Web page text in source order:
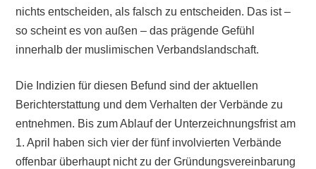
nichts entscheiden, als falsch zu entscheiden. Das ist –
so scheint es von außen – das prägende Gefühl
innerhalb der muslimischen Verbandslandschaft.
Die Indizien für diesen Befund sind der aktuellen
Berichterstattung und dem Verhalten der Verbände zu
entnehmen. Bis zum Ablauf der Unterzeichnungsfrist am
1. April haben sich vier der fünf involvierten Verbände
offenbar überhaupt nicht zu der Gründungsvereinbarung